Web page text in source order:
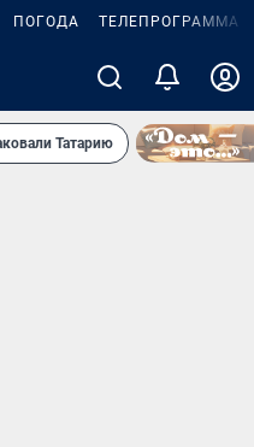
ПОГОДА ТЕЛЕПРОГРАММА
Татарию